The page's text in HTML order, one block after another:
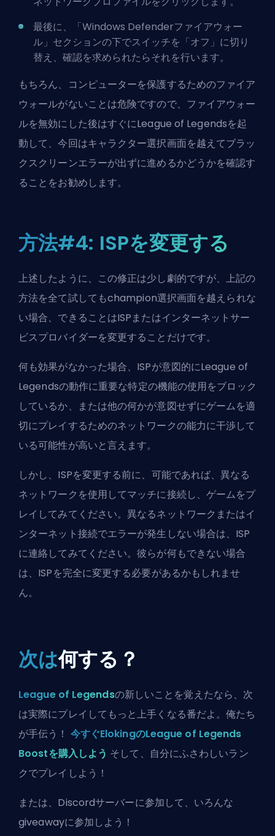
最後に、「Windows Defenderファイアウォー
ル」セクションの下でスイッチを「オフ」に切り
替え、確認を求められたらそれを行います。
もちろん、コンピューターを保護するためのファイア
ウォールがないことは危険ですので、ファイアウォー
ルを無効にした後はすぐにLeague of Legendsを起
動して、今回はキャラクター選択画面を越えてブラッ
クスクリーンエラーが出ずに進めるかどうかを確認す
ることをお勧めします。
方法#4: ISPを変更する
上述したように、この修正は少し劇的ですが、上記の
方法を全て試してもchampion選択画面を越えられな
い場合、できることはISPまたはインターネットサー
ビスプロバイダーを変更することだけです。
何も効果がなかった場合、ISPが意図的にLeague of
Legendsの動作に重要な特定の機能の使用をブロック
しているか、または他の何かが意図せずにゲームを適
切にプレイするためのネットワークの能力に干渉して
いる可能性が高いと言えます。
しかし、ISPを変更する前に、可能であれば、異なる
ネットワークを使用してマッチに接続し、ゲームをプ
レイしてみてください。異なるネットワークまたはイ
ンターネット接続でエラーが発生しない場合は、ISP
に連絡してみてください。彼らが何もできない場合
は、ISPを完全に変更する必要があるかもしれませ
ん。
次は何する？
League of Legendsの新しいことを覚えたなら、次
は実際にプレイしてもっと上手くなる番だよ。俺たち
が手伝う！ 今すぐElokingのLeague of Legends
Boostを購入しよう そして、自分にふさわしいラン
クでプレイしよう！
または、 Discordサーバーに参加して、いろんな
giveawayに参加しよう！